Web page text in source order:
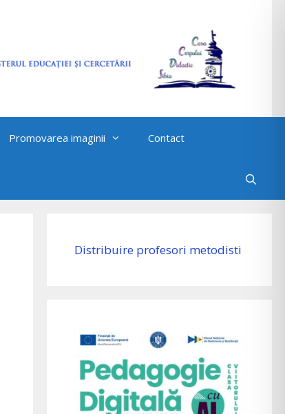
Promovarea imaginii Contact
Distribuire profesori metodisti